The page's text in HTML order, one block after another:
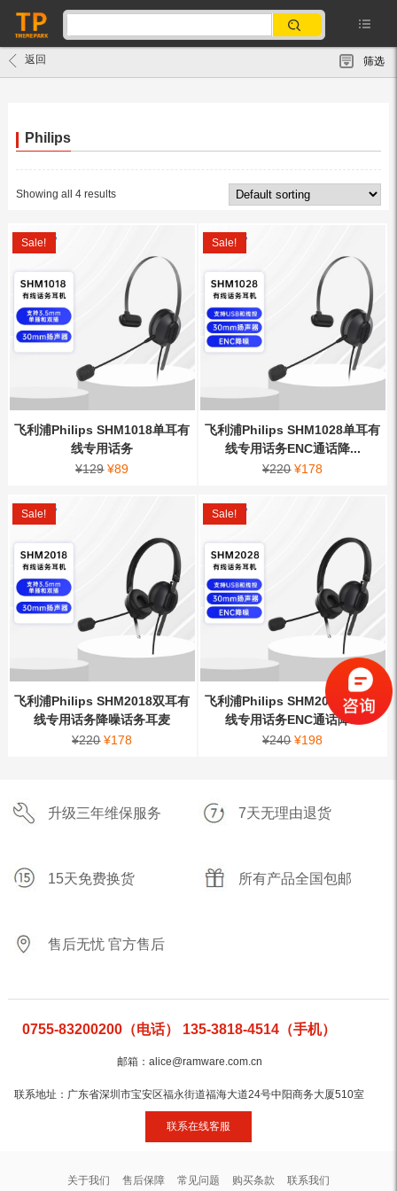
返回 筛选
Philips
Showing all 4 results
Sale!
飞利浦Philips SHM1018单耳有
线专用话务
¥129 ¥89
Sale!
飞利浦Philips SHM1028单耳有
线专用话务ENC通话降...
¥220 ¥178
Sale!
飞利浦Philips SHM2018双耳有
线专用话务降噪话务耳麦
¥220 ¥178
Sale!
飞利浦Philips SHM2028双耳有
线专用话务ENC通话降...
¥240 ¥198
升级三年维保服务 7天无理由退货
15天免费换货 所有产品全国包邮
售后无忧 官方售后
0755-83200200（电话） 135-3818-4514（手机）
邮箱：alice@ramware.com.cn
联系地址：广东省深圳市宝安区福永街道福海大道24号中阳商务大厦510室
联系在线客服
关于我们 售后保障 常见问题 购买条款 联系我们